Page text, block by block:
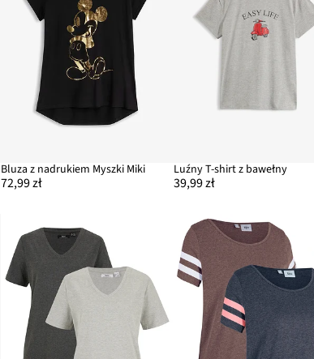
Bluza z nadrukiem Myszki Miki
72,99 zł
Luźny T-shirt z bawełny
39,99 zł